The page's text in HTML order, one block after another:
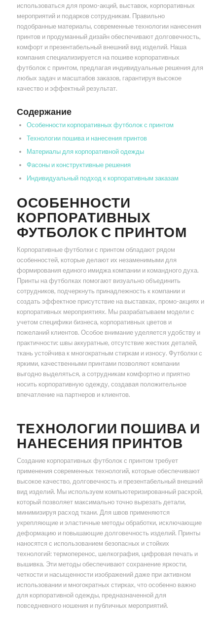
использоваться для промо-акций, выставок, корпоративных
мероприятий и подарков сотрудникам. Правильно
подобранные материалы, современные технологии нанесения
принтов и продуманный дизайн обеспечивают долговечность,
комфорт и презентабельный внешний вид изделий. Наша
компания специализируется на пошиве корпоративных
футболок с принтом, предлагая индивидуальные решения для
любых задач и масштабов заказов, гарантируя высокое
качество и эффектный результат.
Содержание
Особенности корпоративных футболок с принтом
Технологии пошива и нанесения принтов
Материалы для корпоративной одежды
Фасоны и конструктивные решения
Индивидуальный подход к корпоративным заказам
ОСОБЕННОСТИ
КОРПОРАТИВНЫХ
ФУТБОЛОК С ПРИНТОМ
Корпоративные футболки с принтом обладают рядом
особенностей, которые делают их незаменимыми для
формирования единого имиджа компании и командного духа.
Принты на футболках помогают визуально объединить
сотрудников, подчеркнуть принадлежность к компании и
создать эффектное присутствие на выставках, промо-акциях и
корпоративных мероприятиях. Мы разрабатываем модели с
учетом специфики бизнеса, корпоративных цветов и
пожеланий клиентов. Особое внимание уделяется удобству и
практичности: швы аккуратные, отсутствие жестких деталей,
ткань устойчива к многократным стиркам и износу. Футболки с
яркими, качественными принтами позволяют компании
выгодно выделяться, а сотрудникам комфортно и приятно
носить корпоративную одежду, создавая положительное
впечатление на партнеров и клиентов.
ТЕХНОЛОГИИ ПОШИВА И
НАНЕСЕНИЯ ПРИНТОВ
Создание корпоративных футболок с принтом требует
применения современных технологий, которые обеспечивают
высокое качество, долговечность и презентабельный внешний
вид изделий. Мы используем компьютеризированный раскрой,
который позволяет максимально точно вырезать детали,
минимизируя расход ткани. Для швов применяются
укрепляющие и эластичные методы обработки, исключающие
деформацию и повышающие долговечность изделий. Принты
наносятся с использованием безопасных и стойких
технологий: термоперенос, шелкография, цифровая печать и
вышивка. Эти методы обеспечивают сохранение яркости,
четкости и насыщенности изображений даже при активном
использовании и многократных стирках, что особенно важно
для корпоративной одежды, предназначенной для
повседневного ношения и публичных мероприятий.